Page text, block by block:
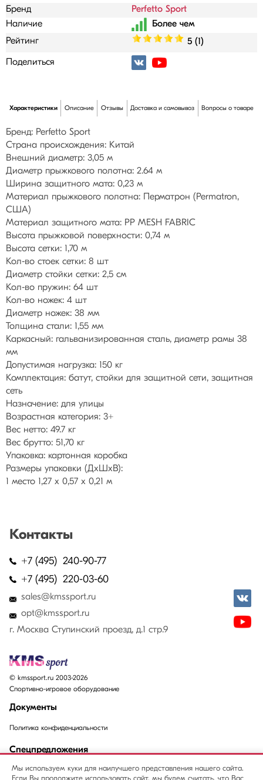
Мы используем куки для наилучшего представления нашего сайта.
Бренд
Perfetto Sport
Наличие
Рейтинг
5 (1)
Поделиться
Характеристики Описание Отзывы Доставка и самовывоз Вопросы о товаре
Бренд: Perfetto Sport
Страна происхождения: Китай
Внешний диаметр: 3,05 м
Диаметр прыжкового полотна: 2.64 м
Ширина защитного мата: 0,23 м
Материал прыжкового полотна: Перматрон (Permatron,
США)
Материал защитного мата: PP MESH FABRIC
Высота прыжковой поверхности: 0,74 м
Высота сетки: 1,70 м
Кол-во стоек сетки: 8 шт
Диаметр стойки сетки: 2,5 см
Кол-во пружин: 64 шт
Кол-во ножек: 4 шт
Диаметр ножек: 38 мм
Толщина стали: 1,55 мм
Каркасный: гальванизированная сталь, диаметр рамы 38
мм
Допустимая нагрузка: 150 кг
Комплектация: батут, стойки для защитной сети, защитная
сеть
Назначение: для улицы
Возрастная категория: 3+
Вес нетто: 49.7 кг
Вес брутто: 51,70 кг
Упаковка: картонная коробка
Размеры упаковки (ДхШхВ):
1 место 1,27 х 0,57 х 0,21 м
Контакты
+7 (495) 240-90-77
+7 (495) 220-03-60
sales@kmssport.ru
opt@kmssport.ru
г. Москва Ступинский проезд, д.1 стр.9
© kmssport.ru 2003-2026
Спортивно-игровое оборудование
Документы
Политика конфиденциальности
Спецпредложения
Акции